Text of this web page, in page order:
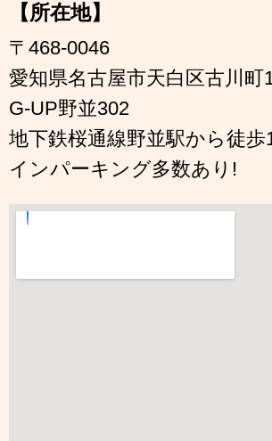
【所在地】
〒468-0046
愛知県名古屋市天白区古川町
G-UP野並302
地下鉄桜通線野並駅から徒歩
インパーキング多数あり!